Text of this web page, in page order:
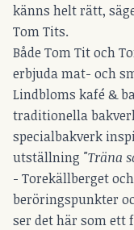
känns helt rätt,
Tom Tits.
Både Tom Tit och
erbjuda mat- och
Lindbloms kafé &
traditionella
specialbakverk
utställning "Träna
- Torekällberget
beröringspunkter
ser det här som ett